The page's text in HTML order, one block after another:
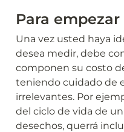
Para empezar
Una vez usted haya
desea medir, debe
componen su costo
teniendo cuidado de
irrelevantes. Por
del ciclo de vida de
desechos, querrá